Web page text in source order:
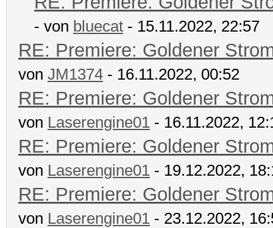
- von bluecat - 15.11.2022, 22:57
RE: Premiere: Goldener
von JM1374 - 16.11.2022, 00:52
RE: Premiere: Goldener
von Laserengine01 - 16.11.2022,
RE: Premiere: Goldener
von Laserengine01 - 19.12.2022,
RE: Premiere: Goldener
von Laserengine01 - 23.12.2022,